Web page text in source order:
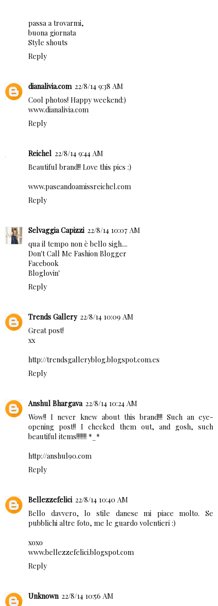
passa a trovarmi,
buona giornata
Style shouts
Reply
dianalivia.com 22/8/14 9:38 AM
Cool photos! Happy weekend:)
www.dianalivia.com
Reply
Reichel 22/8/14 9:44 AM
Beautiful brand!! Love this pics :)
www.paseandoamissreichel.com
Reply
Selvaggia Capizzi 22/8/14 10:07 AM
qua il tempo non è bello sigh....
Don't Call Me Fashion Blogger
Facebook
Bloglovin'
Reply
Trends Gallery 22/8/14 10:09 AM
Great post!
xx
http://trendsgalleryblog.blogspot.com.es
Reply
Anshul Bhargava 22/8/14 10:24 AM
Wow!! I never knew about this brand!!! Such an eye-
opening post!! I checked them out, and gosh, such
beautiful items!!!!!!! *_*
http://anshul90.com
Reply
Bellezzefelici 22/8/14 10:40 AM
Bello davvero, lo stile danese mi piace molto. Se
pubblichi altre foto, me le guardo volentieri :)
xoxo
www.bellezzefelici.blogspot.com
Reply
Unknown 22/8/14 10:56 AM